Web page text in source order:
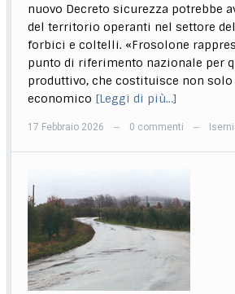
nuovo Decreto sicurezza potrebbe
del territorio operanti nel settore
forbici e coltelli. «Frosolone
punto di riferimento nazionale per
produttivo, che costituisce non
economico [Leggi di più…]
17 Febbraio 2026 — 0 commenti —